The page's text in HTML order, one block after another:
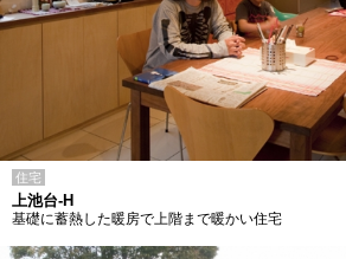
住宅
上池台-H
基礎に蓄熱した暖房で上階まで暖かい住宅